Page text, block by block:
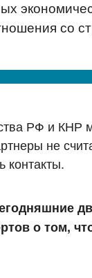
со
РФ и КНР
не
контакты.
о том,